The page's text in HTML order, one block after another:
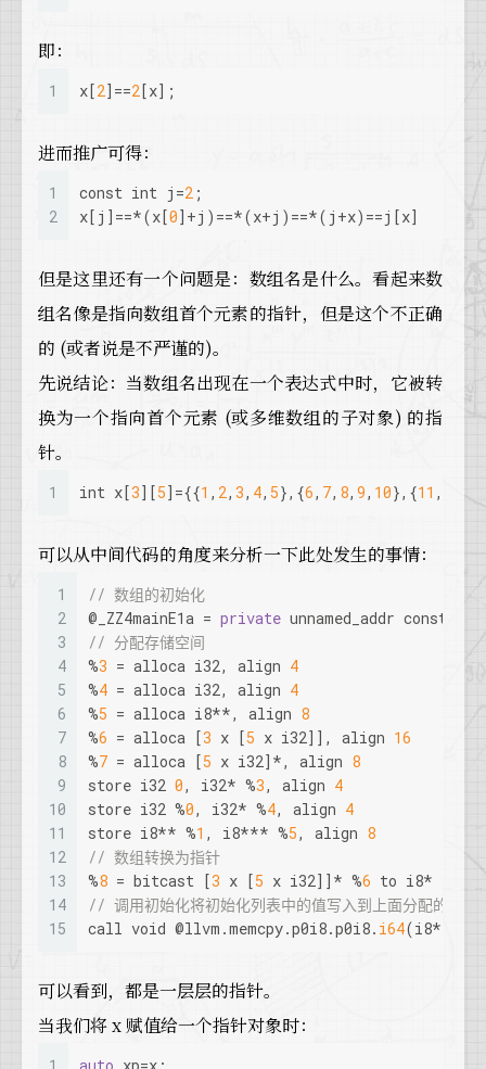
即：
1 x[2]==2[x];
进而推广可得：
1
2
const int j=2 ;
x[j]==*(x[0]+j)==*(x+j)==*(j+x)==j[x]
但是这里还有一个问题是：数组名是什么。看起来数
组名像是指向数组首个元素的指针，但是这个不正确
的 (或者说是不严谨的)。
先说结论：当数组名出现在一个表达式中时，它被转
换为一个指向首个元素 (或多维数组的子对象) 的指
针。
1 int x[3][5]={{1 , 2, 3, 4, 5},{6, 7, 8, 9, 10},{11 ,
可以从中间代码的角度来分析一下此处发生的事情：
1
2
3
4
5
6
7
8
9
10
11
12
13
14
15
// 数组的初始化
@_ZZ4mainE1a = private unnamed_addr constant
// 分配存储空间
%3 = alloca i32, align 4
%4 = alloca i32, align 4
%5 = alloca i8**, align 8
%6 = alloca [3 x [5 x i32]], align 16
%7 = alloca [5 x i32]*, align 8
store i32 0, i32* %3, align 4
store i32 %0, i32* %4, align 4
store i8** %1 , i8*** %5, align 8
// 数组转换为指针
%8 = bitcast [3 x [5 x i32]]* %6 to i8*
// 调用初始化将初始化列表中的值写入到上面分配的地址
call void @llvm.memcpy.p0i8.p0i8. i64(i8* %
可以看到，都是一层层的指针。
当我们将 x 赋值给一个指针对象时：